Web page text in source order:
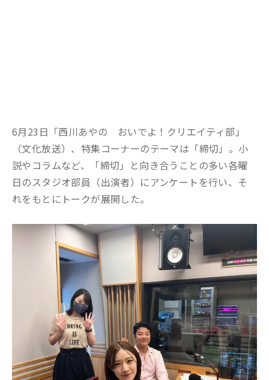
6月23日「西川あやの おいでよ！クリエイティ部」
（文化放送）、特集コーナーのテーマは「締切」。小
説やコラムなど、「締切」と向き合うことの多い各曜
日のスタジオ部員（出演者）にアンケートを行い、そ
れをもとにトークが展開した。